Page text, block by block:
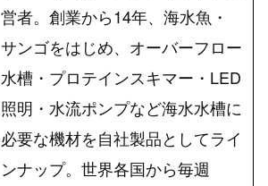
営者。創業から14年、海水魚・
サンゴをはじめ、オーバーフロー
水槽・プロテインスキマー・LED
照明・水流ポンプなど海水水槽に
必要な機材を自社製品としてライ
ンナップ。世界各国から毎週